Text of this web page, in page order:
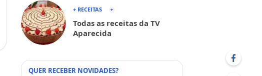
+ RECEITAS
Todas as receitas da TV
Aparecida
QUER RECEBER NOVIDADES?